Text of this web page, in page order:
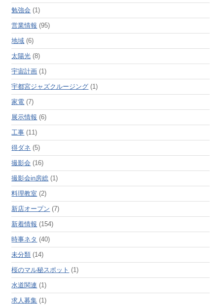
勉強会 (1)
営業情報 (95)
地域 (6)
太陽光 (8)
宇宙計画 (1)
宇都宮ジャズクルージング (1)
家電 (7)
展示情報 (6)
工事 (11)
得ダネ (5)
撮影会 (16)
撮影会in房総 (1)
料理教室 (2)
新店オープン (7)
新着情報 (154)
時事ネタ (40)
未分類 (14)
桜のマル秘スポット (1)
水道関連 (1)
求人募集 (1)